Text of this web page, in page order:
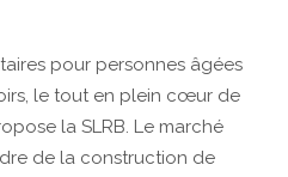
pour personnes âgées
le tout en plein cœur de
la SLRB. Le marché
de la construction de